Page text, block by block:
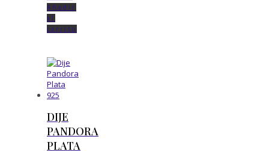
Añadir
al
carrito
DIJE
PANDORA
PLATA